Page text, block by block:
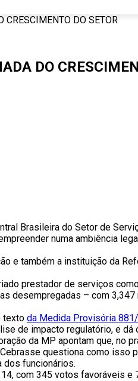
CRESCIMENTO DO SETOR
DO
Brasileira do Setor de
numa ambiência
e também a instituição da
prestador de serviços
desempregadas – com
texto da Medida Provisória
de impacto regulatório, e dá
da MP apontam que,
questiona como
funcionários.
com 345 votos favoráveis